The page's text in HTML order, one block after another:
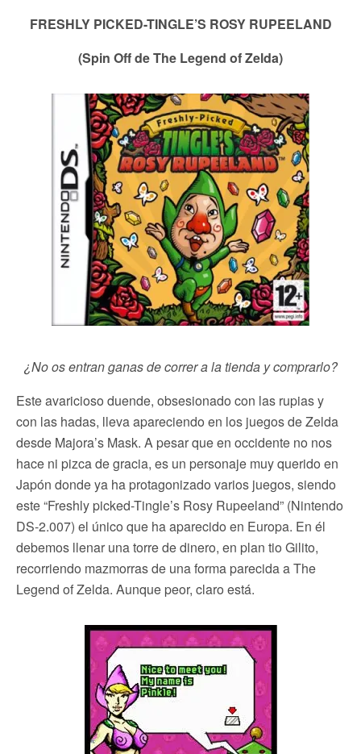
FRESHLY PICKED-TINGLE’S ROSY RUPEELAND
(Spin Off de The Legend of Zelda)
¿No os entran ganas de correr a la tienda y comprarlo?
Este avaricioso duende, obsesionado con las rupias y
con las hadas, lleva apareciendo en los juegos de Zelda
desde Majora’s Mask. A pesar que en occidente no nos
hace ni pizca de gracia, es un personaje muy querido en
Japón donde ya ha protagonizado varios juegos, siendo
este “Freshly picked-Tingle’s Rosy Rupeeland” (Nintendo
DS-2.007) el único que ha aparecido en Europa. En él
debemos llenar una torre de dinero, en plan tio Gilito,
recorriendo mazmorras de una forma parecida a The
Legend of Zelda. Aunque peor, claro está.